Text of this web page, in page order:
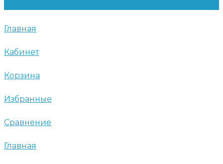
Главная
Кабинет
Корзина
Избранные
Сравнение
Главная